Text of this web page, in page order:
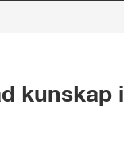
kunskap i